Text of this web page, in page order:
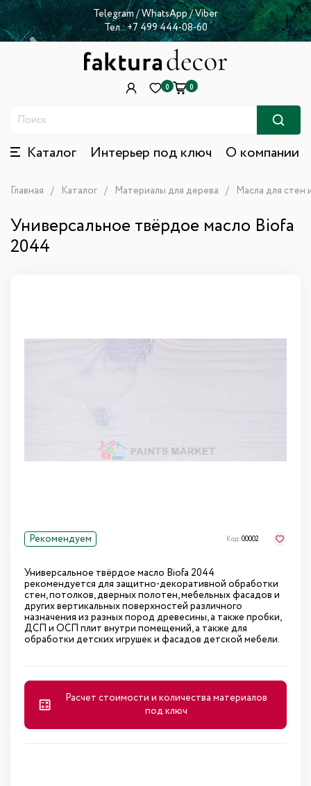
Тел.:+7 499 444-08-60
Telegram/WhatsApp/Viber
0 0
Каталог Интерьер под ключ О компании
Главная Каталог Материалы для дерева Масла для стен
Универсальное твёрдое масло Biofa
2044
Рекомендуем Код: 00002
Универсальное твёрдое масло Biofa 2044
рекомендуется для защитно-декоративной обработки
стен, потолков, дверных полотен, мебельных фасадов и
других вертикальных поверхностей различного
назначения из разных пород древесины, а также пробки,
ДСП и ОСП плит внутри помещений, а также для
обработки детских игрушек и фасадов детской мебели.
Расчет стоимости и количества материалов
под ключ